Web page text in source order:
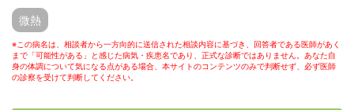
微熱
※この病名は、相談者から一方向的に送信された相談内容に基づき、回答者である医師があく
まで「可能性がある」と感じた病気・疾患名であり、正式な診断ではありません。あなた自
身の体調について気になる点がある場合、本サイトのコンテンツのみで判断せず、必ず医師
の診察を受けて判断してください。